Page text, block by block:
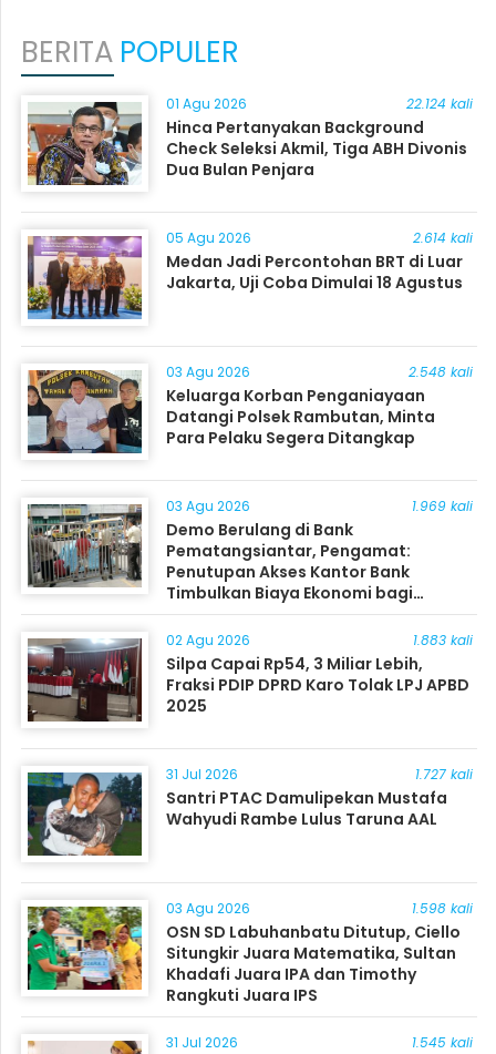
BERITA POPULER
01 Agu 2026 22.124 kali
Hinca Pertanyakan Background
Check Seleksi Akmil, Tiga ABH Divonis
Dua Bulan Penjara
05 Agu 2026 2.614 kali
Medan Jadi Percontohan BRT di Luar
Jakarta, Uji Coba Dimulai 18 Agustus
03 Agu 2026 2.548 kali
Keluarga Korban Penganiayaan
Datangi Polsek Rambutan, Minta
Para Pelaku Segera Ditangkap
03 Agu 2026 1.969 kali
Demo Berulang di Bank
Pematangsiantar, Pengamat:
Penutupan Akses Kantor Bank
Timbulkan Biaya Ekonomi bagi
Masyarakat
02 Agu 2026 1.883 kali
Silpa Capai Rp54, 3 Miliar Lebih,
Fraksi PDIP DPRD Karo Tolak LPJ APBD
2025
31 Jul 2026 1.727 kali
Santri PTAC Damulipekan Mustafa
Wahyudi Rambe Lulus Taruna AAL
03 Agu 2026 1.598 kali
OSN SD Labuhanbatu Ditutup, Ciello
Situngkir Juara Matematika, Sultan
Khadafi Juara IPA dan Timothy
Rangkuti Juara IPS
31 Jul 2026 1.545 kali